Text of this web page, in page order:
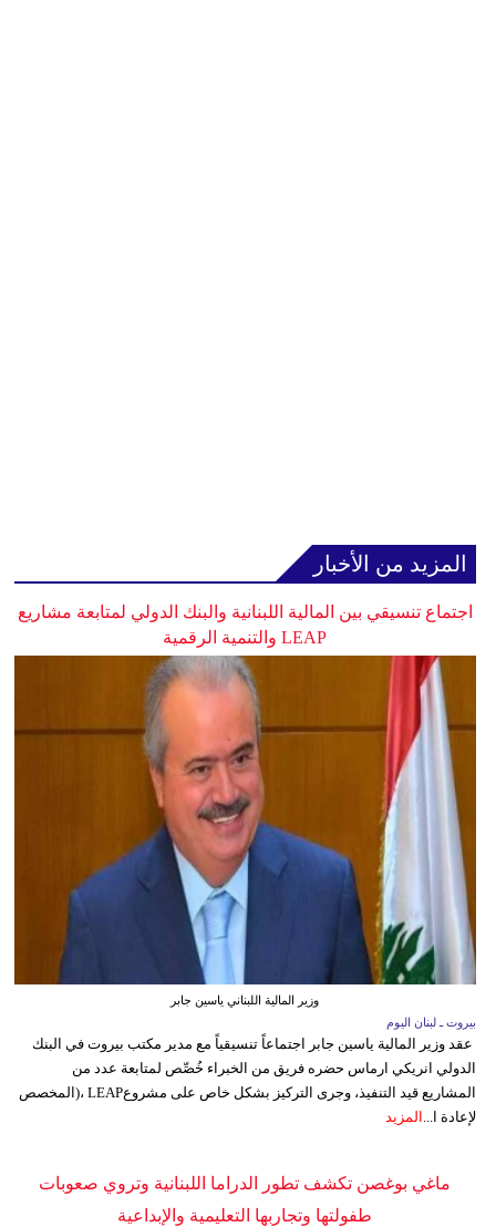
المزيد من الأخبار
اجتماع تنسيقي بين المالية اللبنانية والبنك الدولي لمتابعة مشاريع
LEAP والتنمية الرقمية
وزير المالية اللبناني ياسين جابر
بيروت ـ لبنان اليوم
عقد وزير المالية ياسين جابر اجتماعاً تنسيقياً مع مدير مكتب بيروت في البنك
الدولي انريكي ارماس حضره فريق من الخبراء خُصِّص لمتابعة عدد من
المشاريع قيد التنفيذ، وجرى التركيز بشكل خاص على مشروعLEAP ،(المخصص
لإعادة ا... المزيد
ماغي بوغصن تكشف تطور الدراما اللبنانية وتروي صعوبات
طفولتها وتجاربها التعليمية والإبداعية